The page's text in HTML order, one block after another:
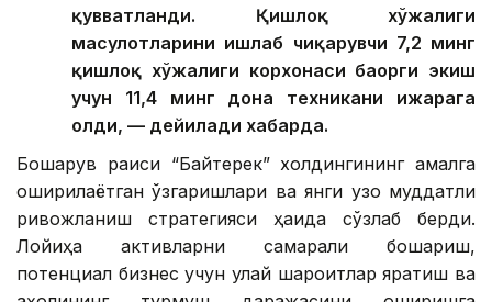
қувватланди. Қишлоқ хўжалиги
маҳсулотларини ишлаб чиқарувчи 7,2 минг
қишлоқ хўжалиги корхонаси баҳорги экиш
учун 11,4 минг дона техникани ижарага
олди, — дейилади хабарда.
Бошқарув раиси “Байтерек” холдингининг амалга
оширилаётган ўзгаришлари ва янги узоқ муддатли
ривожланиш стратегияси ҳақида сўзлаб берди.
Лойиҳа активларни самарали бошқариш,
потенциал бизнес учун қулай шароитлар яратиш ва